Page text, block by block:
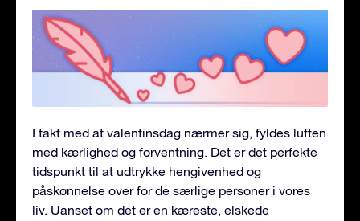
I takt med at valentinsdag nærmer sig, fyldes luften
med kærlighed og forventning. Det er det perfekte
tidspunkt til at udtrykke hengivenhed og
påskønnelse over for de særlige personer i vores
liv. Uanset om det er en kæreste, elskede